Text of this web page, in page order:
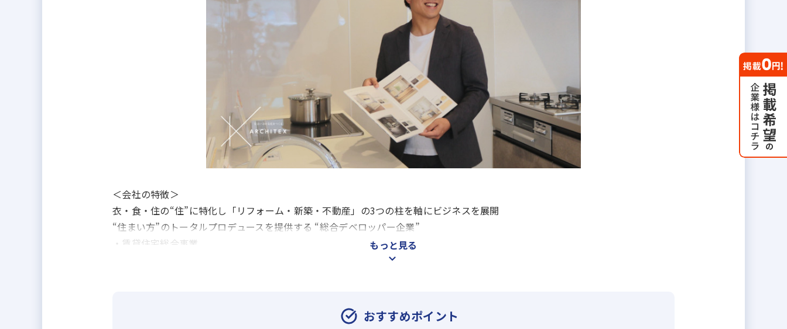
＜会社の特徴＞
衣・食・住の“住”に特化し「リフォーム・新築・不動産」の3つの柱を軸にビジネスを展開
“住まい方”のトータルプロデュースを提供する “総合デベロッパー企業”
・賃貸住宅総合事業
もっと見る
おすすめポイント